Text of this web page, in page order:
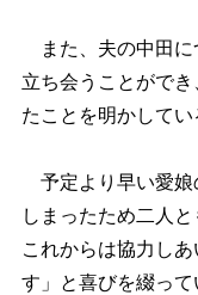
また、夫の中田に
立ち会うことがで
たことを明かしてい
予定より早い愛娘
しまったため二人
これからは協力し
す」と喜びを綴って